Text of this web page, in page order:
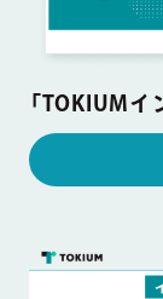
「TOKIUM